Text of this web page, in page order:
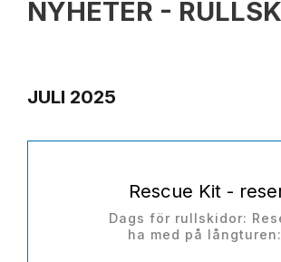
NYHETER -
JULI 2025
Rescue Kit -
Dags för rullskidor:
ha med på